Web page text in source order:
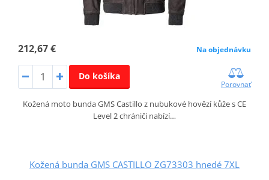
212,67 € Na objednávku
Do košíka
Porovnať
Kožená moto bunda GMS Castillo z nubukové hovězí kůže s CE
Level 2 chrániči nabízí…
Kožená bunda GMS CASTILLO ZG73303 hnedé 7XL